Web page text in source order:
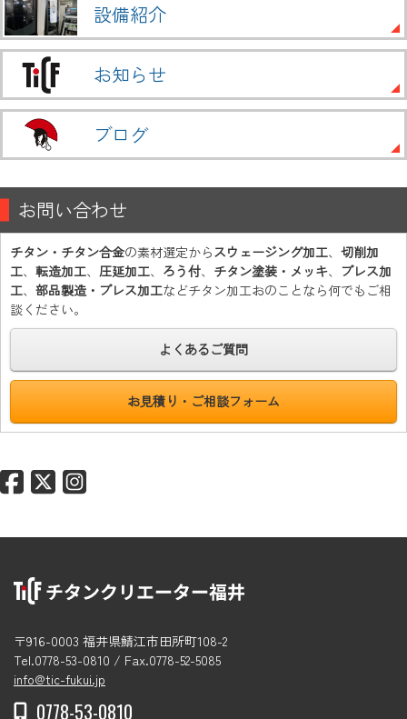
設備紹介
お知らせ
ブログ
お問い合わせ
チタン・チタン合金の素材選定からスウェージング加工、 切削加
工、 転造加工、 圧延加工、 ろう付、 チタン塗装・メッキ、 プレス加
工、 部品製造・プレス加工などチタン加工おのことなら何でもご相
談ください。
よくあるご質問
お見積り・ご相談フォーム
〒916-0003 福井県鯖江市田所町108-2
Tel.0778-53-0810 / Fax.0778-52-5085
info@tic-fukui.jp
0778-53-0810